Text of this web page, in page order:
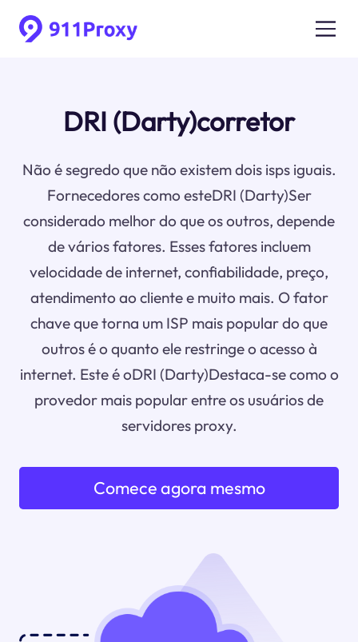
DRI (Darty)corretor
Não é segredo que não existem dois isps iguais.
Fornecedores como esteDRI (Darty)Ser
considerado melhor do que os outros, depende
de vários fatores. Esses fatores incluem
velocidade de internet, confiabilidade, preço,
atendimento ao cliente e muito mais. O fator
chave que torna um ISP mais popular do que
outros é o quanto ele restringe o acesso à
internet. Este é oDRI (Darty)Destaca-se como o
provedor mais popular entre os usuários de
servidores proxy.
Comece agora mesmo